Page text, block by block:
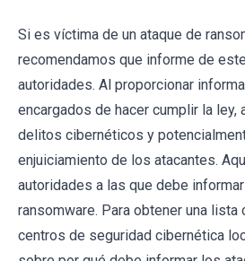
Si es víctima de un ataque de
recomendamos que informe de
autoridades. Al proporcionar
encargados de hacer cumplir la ley,
delitos cibernéticos y
enjuiciamiento de los atacantes.
autoridades a las que debe
ransomware. Para obtener una lista
centros de seguridad cibernética